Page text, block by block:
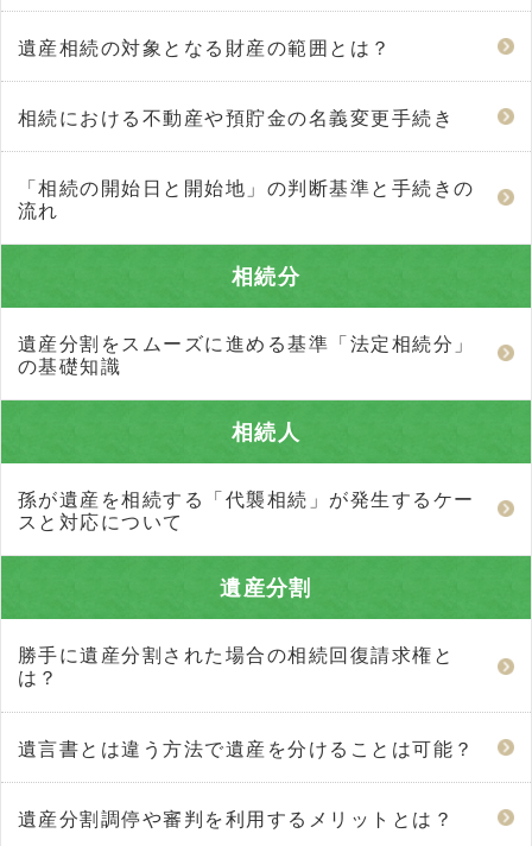
遺産相続の対象となる財産の範囲とは？
相続における不動産や預貯金の名義変更手続き
「相続の開始日と開始地」の判断基準と手続きの
流れ
相続分
遺産分割をスムーズに進める基準「法定相続分」
の基礎知識
相続人
孫が遺産を相続する「代襲相続」が発生するケー
スと対応について
遺産分割
勝手に遺産分割された場合の相続回復請求権と
は？
遺言書とは違う方法で遺産を分けることは可能？
遺産分割調停や審判を利用するメリットとは？